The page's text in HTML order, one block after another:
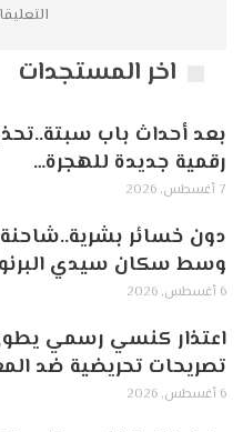
اخر المستجدات
بعد أحداث باب
رقمية جديدة للهجرة…
7 أغسطس, 2026
دون خسائر بشرية..شاحنة
وسط سكان سيدي
6 أغسطس, 2026
اعتذار كنسي رسمي
تصريحات تحريضية ضد
6 أغسطس, 2026